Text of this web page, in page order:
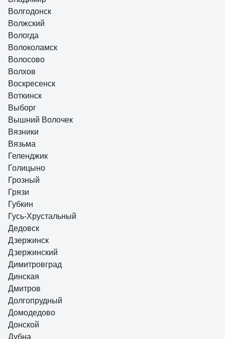
Волгодонск
Волжский
Вологда
Волоколамск
Волосово
Волхов
Воскресенск
Воткинск
Выборг
Вышний Волочек
Вязники
Вязьма
Геленджик
Голицыно
Грозный
Грязи
Губкин
Гусь-Хрустальный
Дедовск
Дзержинск
Дзержинский
Димитровград
Динская
Дмитров
Долгопрудный
Домодедово
Донской
Дубна